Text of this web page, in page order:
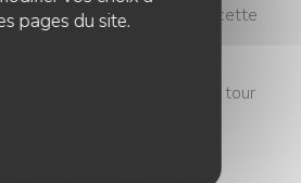
pages du site.
j’ai quasiment grandi dans cette
», il s’est mis à faire le tour
décorer le nouvel